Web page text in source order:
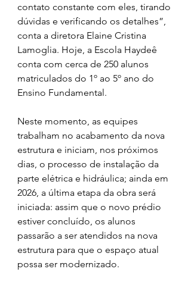
contato constante com eles, tirando
dúvidas e verificando os detalhes”,
conta a diretora Elaine Cristina
Lamoglia. Hoje, a Escola Haydeê
conta com cerca de 250 alunos
matriculados do 1º ao 5º ano do
Ensino Fundamental.
Neste momento, as equipes
trabalham no acabamento da nova
estrutura e iniciam, nos próximos
dias, o processo de instalação da
parte elétrica e hidráulica; ainda em
2026, a última etapa da obra será
iniciada: assim que o novo prédio
estiver concluído, os alunos
passarão a ser atendidos na nova
estrutura para que o espaço atual
possa ser modernizado.